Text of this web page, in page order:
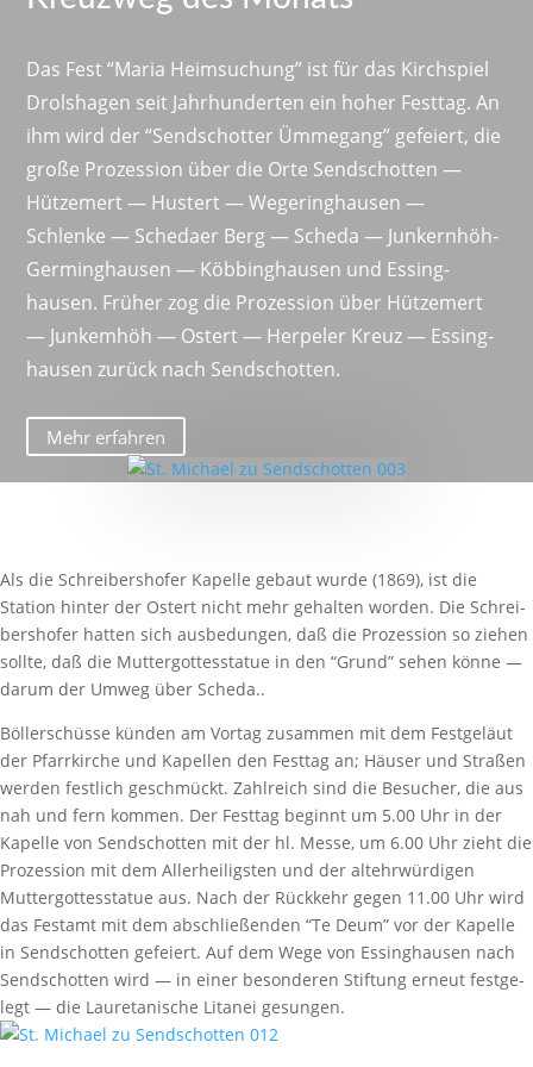
Das Fest “Maria Heim­su­chung” ist für das Kirch­spiel
Drol­s­hagen seit Jahr­hun­derten ein hoher Festtag. An
ihm wird der “Send­schotter Ümme­gang” gefeiert, die
große Prozes­sion über die Orte Send­schotten —
Hütze­mert — Hustert — Wegering­hausen —
Schlenke — Sche­daer Berg — Scheda — Junkernhöh-
Germing­hausen — Köbbing­hausen und Essing­
hausen. Früher zog die Prozes­sion über Hütze­mert
— Junkemhöh — Ostert — Herpeler Kreuz — Essing­
hausen zurück nach Sendschotten.
Mehr erfahren
Als die Schrei­bers­hofer Kapelle gebaut wurde (1869), ist die
Station hinter der Ostert nicht mehr gehalten worden. Die Schrei­
bers­hofer hatten sich ausbe­dungen, daß die Prozes­sion so ziehen
sollte, daß die Mutter­got­tes­statue in den “Grund” sehen könne —
darum der Umweg über Scheda..
Böller­schüsse künden am Vortag zusammen mit dem Fest­ge­läut
der Pfarr­kirche und Kapellen den Festtag an; Häuser und Straßen
werden fest­lich geschmückt. Zahl­reich sind die Besu­cher, die aus
nah und fern kommen. Der Festtag beginnt um 5.00 Uhr in der
Kapelle von Send­schotten mit der hl. Messe, um 6.00 Uhr zieht die
Prozes­sion mit dem Aller­hei­ligsten und der altehr­wür­digen
Mutter­got­tes­statue aus. Nach der Rück­kehr gegen 11.00 Uhr wird
das Festamt mit dem abschlie­ßenden “Te Deum” vor der Kapelle
in Send­schotten gefeiert. Auf dem Wege von Essing­hausen nach
Send­schotten wird — in einer beson­deren Stif­tung erneut fest­ge­
legt — die Laure­ta­ni­sche Litanei gesungen.